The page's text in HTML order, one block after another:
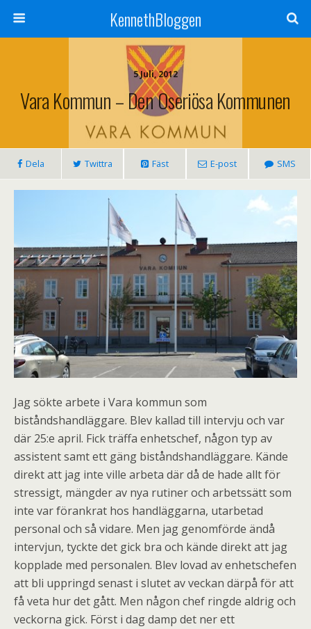
KennethBloggen
5 Juli, 2012
Vara Kommun – Den Oseriösa Kommunen
Dela Twittra Fäst E-post SMS
Jag sökte arbete i Vara kommun som
biståndshandläggare. Blev kallad till intervju och var
där 25:e april. Fick träffa enhetschef, någon typ av
assistent samt ett gäng biståndshandläggare. Kände
direkt att jag inte ville arbeta där då de hade allt för
stressigt, mängder av nya rutiner och arbetssätt som
inte var förankrat hos handläggarna, utarbetad
personal och så vidare. Men jag genomförde ändå
intervjun, tyckte det gick bra och kände direkt att jag
kopplade med personalen. Blev lovad av enhetschefen
att bli uppringd senast i slutet av veckan därpå för att
få veta hur det gått. Men någon chef ringde aldrig och
veckorna gick. Först i dag damp det ner ett